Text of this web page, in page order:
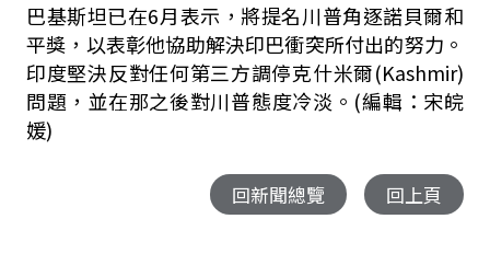
巴基斯坦已在6月表示，將提名川普角逐諾貝爾和
平獎，以表彰他協助解決印巴衝突所付出的努力。
印度堅決反對任何第三方調停克什米爾(Kashmir)
問題，並在那之後對川普態度冷淡。(編輯：宋皖
媛)
回新聞總覽 回上頁